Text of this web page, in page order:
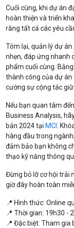
Cuối cùng, khi dự án
hoàn thiện và triển
rằng tất cả các yêu
Tóm lại, quản lý dự
nhẹn, đáp ứng nhanh
phẩm cuối cùng.
thành công của dự
cường sự cộng tác
Nếu bạn quan tâm
Business Analysis,
bản 2024 tại MCI
.
hàng đầu trong
đảm bảo bạn không
thạo kỹ năng thông
Đừng bỏ lỡ cơ hội trải
giờ đây hoàn toàn
📍 Hình thức: Online
📍 Thời gian: 19h30 -
📍 Đặc biệt: Tham gia